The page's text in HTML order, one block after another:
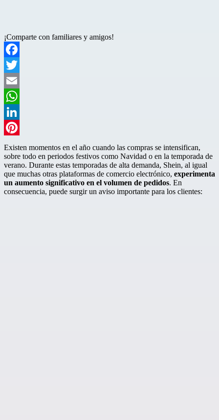
¡Comparte con familiares y amigos!
Facebook
Twitter
Email
WhatsApp
LinkedIn
Pinterest
Existen momentos en el año cuando las compras se intensifican,
sobre todo en periodos festivos como Navidad o en la temporada de
verano. Durante estas temporadas de alta demanda, Shein, al igual
que muchas otras plataformas de comercio electrónico, experimenta
un aumento significativo en el volumen de pedidos. En
consecuencia, puede surgir un aviso importante para los clientes: